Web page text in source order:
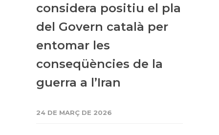
considera positiu el pla
del Govern català per
entomar les
conseqüències de la
guerra a l’Iran
24 DE MARÇ DE 2026